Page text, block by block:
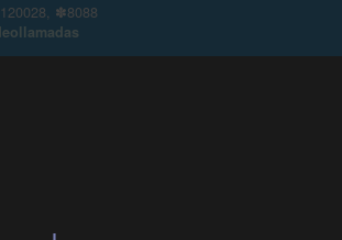
6007120028, ✽8088
yVideollamadas